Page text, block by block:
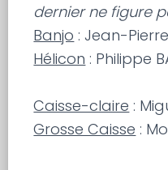
dernier ne figure
Banjo : Jean-
Hélicon : Philippe
Caisse-claire :
Grosse Caisse :